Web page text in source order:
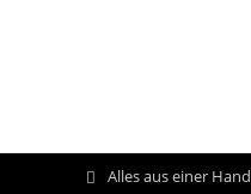
Alles aus einer Hand